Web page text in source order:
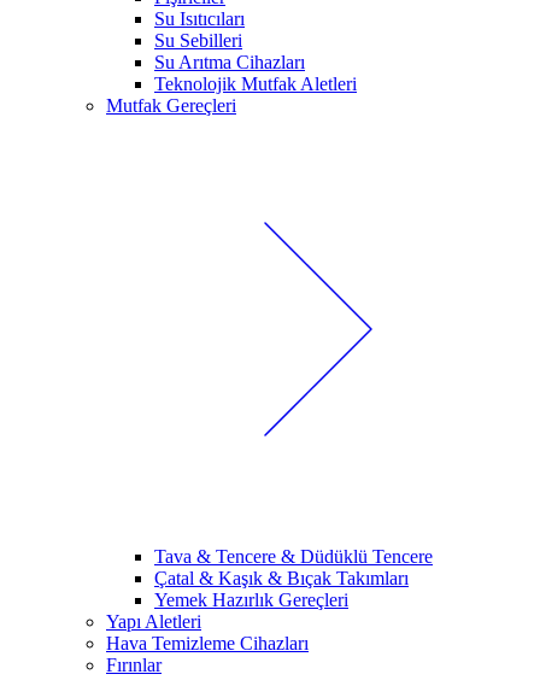
Su Isıtıcıları
Su Sebilleri
Su Arıtma Cihazları
Teknolojik Mutfak Aletleri
Mutfak Gereçleri
Tava & Tencere & Düdüklü Tencere
Çatal & Kaşık & Bıçak Takımları
Yemek Hazırlık Gereçleri
Yapı Aletleri
Hava Temizleme Cihazları
Fırınlar